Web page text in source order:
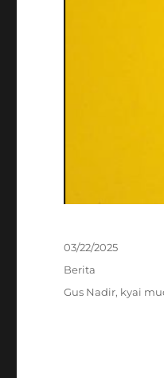
Posted
on
03/22/2025
Categories
Berita
Tags
Gus Nadir, kyai